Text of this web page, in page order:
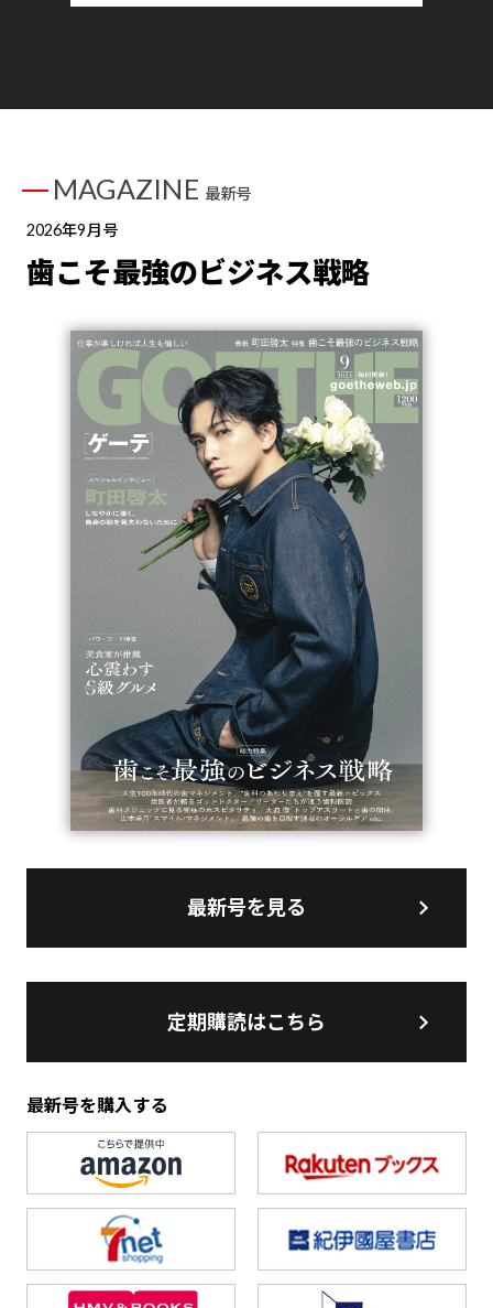
MAGAZINE 最新号
2026年9月号
歯こそ最強のビジネス戦略
最新号を見る
定期購読はこちら
最新号を購入する